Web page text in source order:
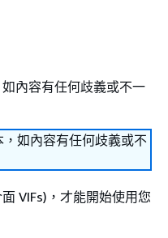
內容有任何歧義或不一
如內容有任何歧義或不
VIFs)，才能開始使用您